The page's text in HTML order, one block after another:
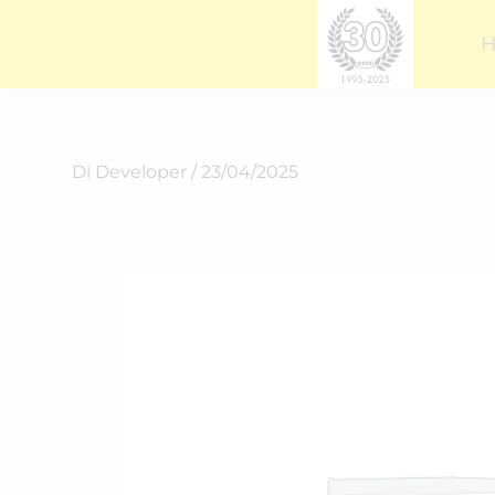
Di Developer / 23/04/2025